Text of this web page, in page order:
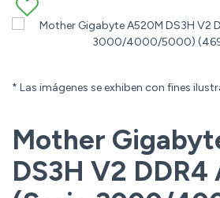
* Las imágenes se exhiben con fines
Mother
DS3H V2 DDR4